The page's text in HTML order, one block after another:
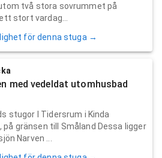
två stora sovrummet på
stort vardag...
för denna stuga →
med vedeldat utomhusbad
stugor I Tidersrum i Kinda
gränsen till Småland Dessa ligger
Narven ...